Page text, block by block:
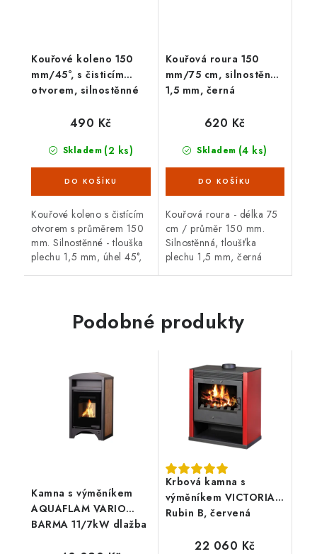
Kouřové koleno 150
mm/45°, s čisticím
otvorem, silnostěnné
Skladem (2 ks)
490 Kč
Kouřové koleno s čistícím
otvorem s průměrem 150
mm. Silnostěnné - tlouška
plechu 1,5 mm, úhel 45°,
hrdlem kamen a...
Kouřová roura 150
mm/75 cm, silnostěnná
1,5 mm, černá
Skladem (4 ks)
620 Kč
Kouřová roura - délka 75
cm / průměr 150 mm.
Silnostěnná, tloušťka
plechu 1,5 mm, černá
krbových kamen/sporáku...
Podobné produkty
Kamna s výměníkem
AQUAFLAM VARIO
BARMA 11/7kW dlažba
Krbová kamna s
výměníkem VICTORIA
Rubin B, červená
22 060 Kč